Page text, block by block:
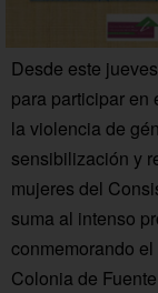
Desde este
para participar en
la violencia de
sensibilización y
mujeres del
suma al intenso
conmemorando
Colonia de